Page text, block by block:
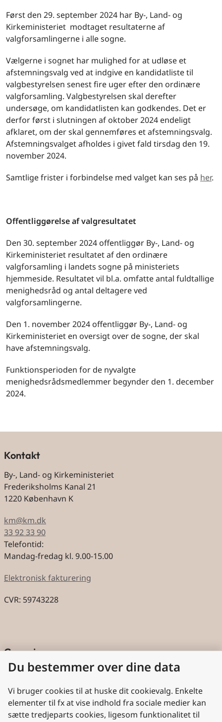
Først den 29. september 2024 har By-, Land- og
Kirkeministeriet modtaget resultaterne af
valgforsamlingerne i alle sogne.
Vælgerne i sognet har mulighed for at udløse et
afstemningsvalg ved at indgive en kandidatliste til
valgbestyrelsen senest fire uger efter den ordinære
valgforsamling. Valgbestyrelsen skal derefter
undersøge, om kandidatlisten kan godkendes. Det er
derfor først i slutningen af oktober 2024 endeligt
afklaret, om der skal gennemføres et afstemningsvalg.
Afstemningsvalget afholdes i givet fald tirsdag den 19.
november 2024.
Samtlige frister i forbindelse med valget kan ses på her.
Offentliggørelse af valgresultatet
Den 30. september 2024 offentliggør By-, Land- og
Kirkeministeriet resultatet af den ordinære
valgforsamling i landets sogne på ministeriets
hjemmeside. Resultatet vil bl.a. omfatte antal fuldtallige
menighedsråd og antal deltagere ved
valgforsamlingerne.
Den 1. november 2024 offentliggør By-, Land- og
Kirkeministeriet en oversigt over de sogne, der skal
have afstemningsvalg.
Funktionsperioden for de nyvalgte
menighedsrådsmedlemmer begynder den 1. december
2024.
Kontakt
By-, Land- og Kirkeministeriet
Frederiksholms Kanal 21
1220 København K
km@km.dk
33 92 33 90
Telefontid:
Mandag-fredag kl. 9.00-15.00
Elektronisk fakturering
CVR: 59743228
Genveje
Cookies
Aktindsigt
Persondatabeskyttelse
Du bestemmer over dine data
Vi bruger cookies til at huske dit cookievalg. Enkelte
elementer til fx at vise indhold fra sociale medier kan
sætte tredjeparts cookies, ligesom funktionalitet til